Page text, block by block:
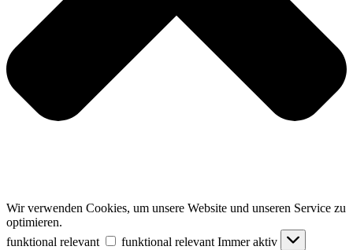
Wir verwenden Cookies, um unsere Website und unseren Service zu
optimieren.
funktional relevant
funktional relevant Immer aktiv